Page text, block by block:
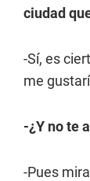
ciudad
-Sí, es
me
-¿Y no te
-Pues